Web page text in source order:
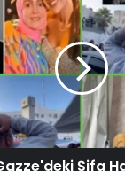
Şifa